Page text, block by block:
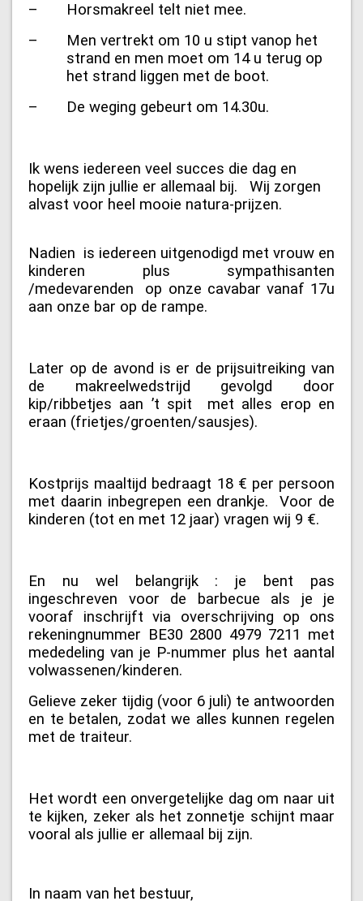
– Horsmakreel telt niet mee.
– Men vertrekt om 10 u stipt vanop het
strand en men moet om 14 u terug op
het strand liggen met de boot.
– De weging gebeurt om 14.30u.
Ik wens iedereen veel succes die dag en
hopelijk zijn jullie er allemaal bij. Wij zorgen
alvast voor heel mooie natura-prijzen.
Nadien is iedereen uitgenodigd met vrouw en
kinderen plus sympathisanten
/medevarenden op onze cavabar vanaf 17u
aan onze bar op de rampe.
Later op de avond is er de prijsuitreiking van
de makreelwedstrijd gevolgd door
kip/ribbetjes aan ’t spit met alles erop en
eraan (frietjes/groenten/sausjes).
Kostprijs maaltijd bedraagt 18 € per persoon
met daarin inbegrepen een drankje. Voor de
kinderen (tot en met 12 jaar) vragen wij 9 €.
En nu wel belangrijk : je bent pas
ingeschreven voor de barbecue als je je
vooraf inschrijft via overschrijving op ons
rekeningnummer BE30 2800 4979 7211 met
mededeling van je P-nummer plus het aantal
volwassenen/kinderen.
Gelieve zeker tijdig (voor 6 juli) te antwoorden
en te betalen, zodat we alles kunnen regelen
met de traiteur.
Het wordt een onvergetelijke dag om naar uit
te kijken, zeker als het zonnetje schijnt maar
vooral als jullie er allemaal bij zijn.
In naam van het bestuur,